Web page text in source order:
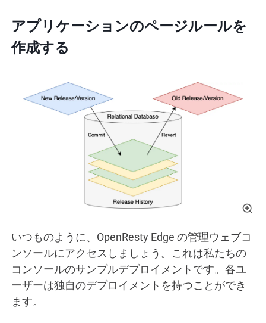
アプリケーションのページルールを
作成する
いつものように、OpenResty Edge の管理ウェブコ
ンソールにアクセスしましょう。これは私たちの
コンソールのサンプルデプロイメントです。各ユ
ーザーは独自のデプロイメントを持つことができ
ます。